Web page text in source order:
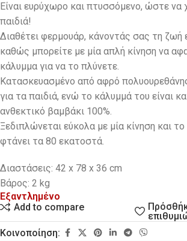
Eίναι ευρύχωρο και πτυσσόμενο, ώστε να
παιδιά!
Διαθέτει φερμουάρ, κάνοντάς σας τη ζωή
καθώς μπορείτε με μία απλή κίνηση να
κάλυμμα για να το πλύνετε.
Κατασκευασμένο από αφρό
για τα παιδιά, ενώ το κάλυμμά του είναι
ανθεκτικό βαμβάκι 100%.
Ξεδιπλώνεται εύκολα με μία κίνηση και
φτάνει τα 80 εκατοστά.
Διαστάσεις: 42 x 78 x 36 cm
Βάρος: 2 kg
Εξαντλημένο
Add to compare
Κοινοποίηση: